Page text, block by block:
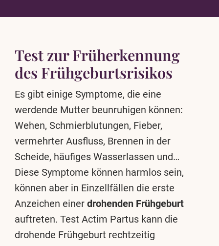
Test zur Früherkennung
des Frühgeburtsrisikos
Es gibt einige Symptome, die eine
werdende Mutter beunruhigen können:
Wehen, Schmierblutungen, Fieber,
vermehrter Ausfluss, Brennen in der
Scheide, häufiges Wasserlassen und…
Diese Symptome können harmlos sein,
können aber in Einzellfällen die erste
Anzeichen einer drohenden Frühgeburt
auftreten. Test Actim Partus kann die
drohende Frühgeburt rechtzeitig